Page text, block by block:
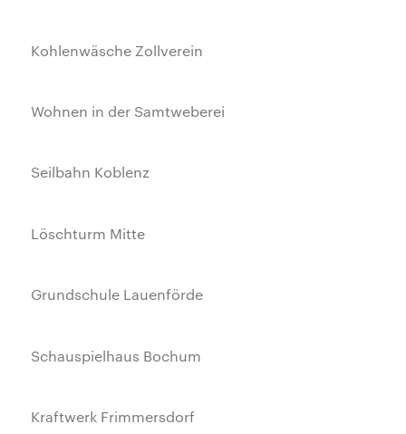
Kohlenwäsche Zollverein
Wohnen in der Samtweberei
Seilbahn Koblenz
Löschturm Mitte
Grundschule Lauenförde
Schauspielhaus Bochum
Kraftwerk Frimmersdorf